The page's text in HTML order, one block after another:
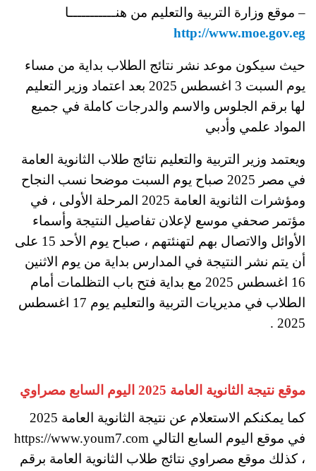
– موقع وزارة التربية والتعليم من هنـــــــــــا
http://www.moe.gov.eg
حيث سيكون موعد نشر نتائج الطلاب بداية من مساء
يوم السبت 3 اغسطس 2025 بعد اعتماد وزير التعليم
لها برقم الجلوس والاسم والدرجات كاملة في جميع
المواد علمي وأدبي
ويعتمد وزير التربية والتعليم نتائج طلاب الثانوية العامة
في مصر 2025 صباح يوم السبت موضحا نسب النجاح
ومؤشرات الثانوية العامة 2025 المرحلة الأولى ، في
مؤتمر صحفي موسع لإعلان تفاصيل النتيجة وأسماء
الأوائل والاتصال بهم لتهنئتهم ، صباح يوم الأحد 15 على
أن يتم نشر النتيجة في المدارس بداية من يوم الاثنين
16 اغسطس 2025 مع بداية فتح باب التظلمات أمام
الطلاب في مديريات التربية والتعليم يوم 17 اغسطس
2025 .
موقع نتيجة الثانوية العامة 2025 اليوم السابع مصراوي
كما يمكنكم الاستعلام عن نتيجة الثانوية العامة 2025
في موقع اليوم السابع التالي https://www.youm7.com
، كذلك موقع مصراوي نتائج طلاب الثانوية العامة برقم